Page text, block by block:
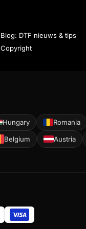
Blog: DTF nieuws & tips
Copyright
Hungary Romania
Belgium Austria